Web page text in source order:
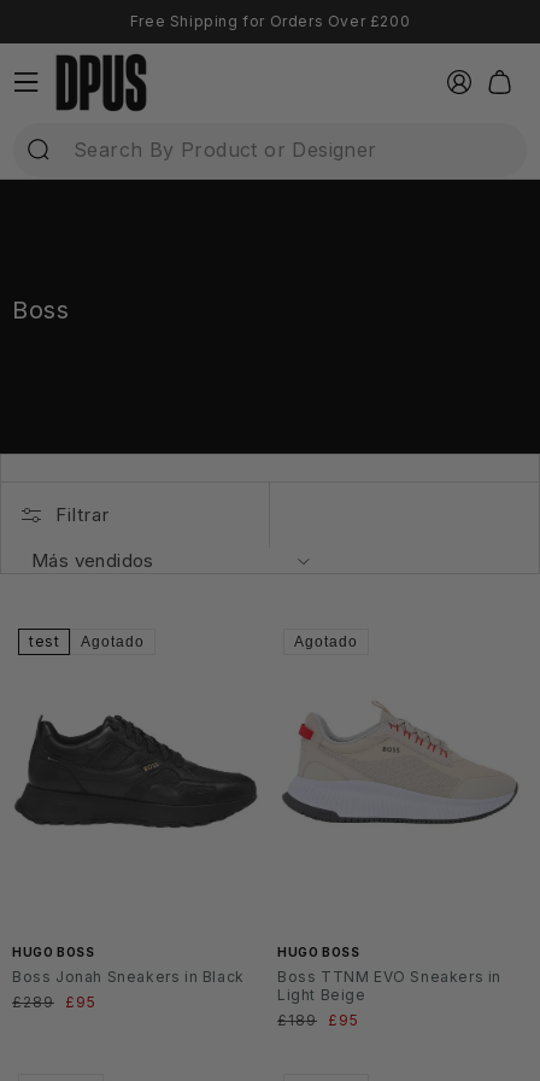
directamente
al contenido
Free Shipping for Orders Over £200
Iniciar
sesión
Carrito
Boss
Filtrar
test Agotado
HUGO BOSS
Boss Jonah Sneakers in Black
Precio
£289
Precio
£95
Agotado
HUGO BOSS
Boss TTNM EVO Sneakers in
Light Beige
Precio
£189
Precio
£95